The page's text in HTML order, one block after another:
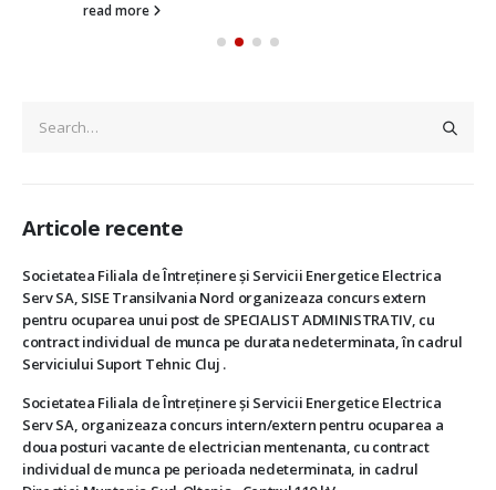
read more
Articole recente
Societatea Filiala de Întreţinere şi Servicii Energetice Electrica
Serv SA, SISE Transilvania Nord organizeaza concurs extern
pentru ocuparea unui post de SPECIALIST ADMINISTRATIV, cu
contract individual de munca pe durata nedeterminata, în cadrul
Serviciului Suport Tehnic Cluj .
Societatea Filiala de Întreţinere şi Servicii Energetice Electrica
Serv SA, organizeaza concurs intern/extern pentru ocuparea a
doua posturi vacante de electrician mentenanta, cu contract
individual de munca pe perioada nedeterminata, in cadrul